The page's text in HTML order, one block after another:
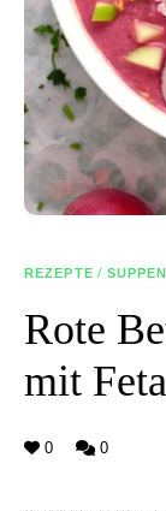
REZEPTE / SUPPEN
Rote
mit
0 0